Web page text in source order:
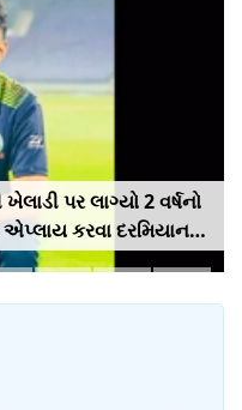
ખેલાડી પર લાગ્યો 2 વર્ષનો
કરવા દરમિયાન